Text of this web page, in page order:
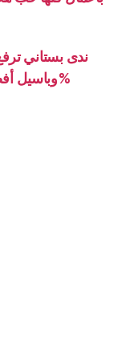
ندى بستاني
وباسيل أفضل مين عمل وزير طاقة، ولوحدنا 40%